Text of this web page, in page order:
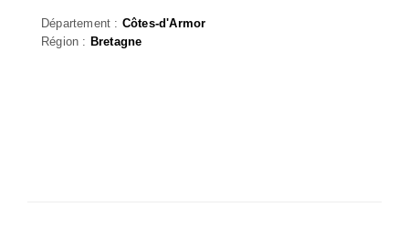
Département : Côtes-d'Armor
Région : Bretagne